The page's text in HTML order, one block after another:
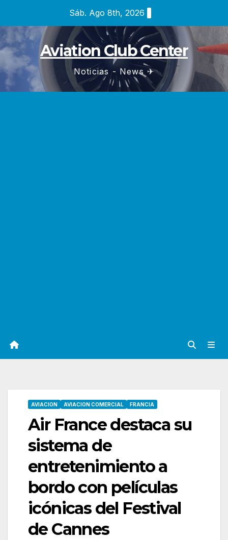
contenido
Sáb. Ago 8th, 2026
Aviation Club Center
Noticias - News ✈
AVIACION AVIACION COMERCIAL FRANCIA
Air France destaca su
sistema de
entretenimiento a
bordo con películas
icónicas del Festival
de Cannes